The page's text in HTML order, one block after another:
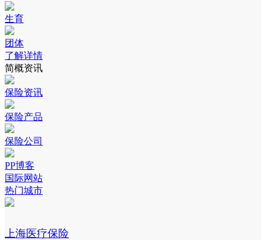
生育
团体
了解详情
简概资讯
保险资讯
保险产品
保险公司
PP博客
国际网站
热门城市
上海医疗保险